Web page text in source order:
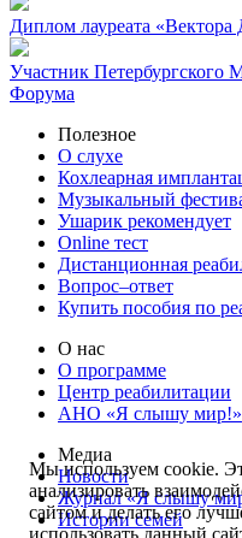
Диплом лауреата «Вектора
Участник Петербургского
Форума
Полезное
О слухе
Кохлеарная
Музыкальный
Ушарик рекомендует
Online тест
Дистанционная
Вопрос–ответ
Купить пособия по
О нас
О программе
Центр реабилитации
АНО «Я слышу мир!»
Медиа
Новости
Журнал «Я слышу
Истории семей
Мы используем cookie.
анализировать
сайтом и делать его
использовать данный